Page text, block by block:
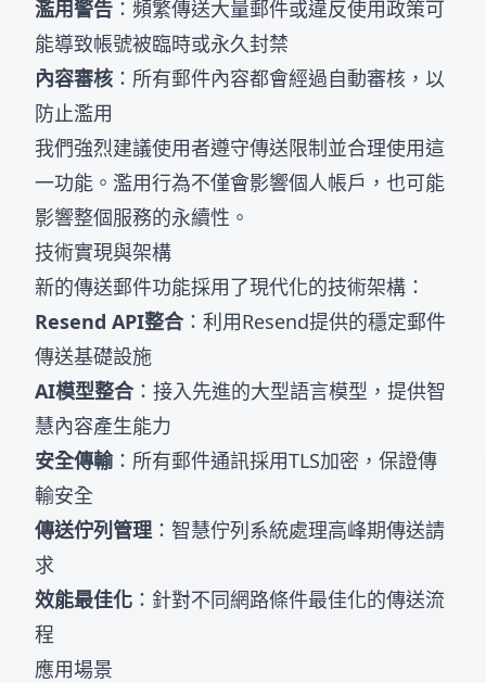
濫用警告 ：頻繁傳送大量郵件或違反使用政策可
能導致帳號被臨時或永久封禁
內容審核 ：所有郵件內容都會經過自動審核，以
防止濫用
我們強烈建議使用者遵守傳送限制並合理使用這
一功能。濫用行為不僅會影響個人帳戶，也可能
影響整個服務的永續性。
技術實現與架構
新的傳送郵件功能採用了現代化的技術架構：
Resend API整合：利用Resend提供的穩定郵件
傳送基礎設施
AI模型整合：接入先進的大型語言模型，提供智
慧內容產生能力
安全傳輸：所有郵件通訊採用TLS加密，保證傳
輸安全
傳送佇列管理：智慧佇列系統處理高峰期傳送請
求
效能最佳化 ：針對不同網路條件最佳化的傳送流
程
應用場景